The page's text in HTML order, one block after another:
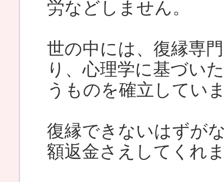
労などしません。
世の中には、復縁専
り、心理学に基づい
うものを確立してい
復縁できないはずが
額返金さえしてくれ